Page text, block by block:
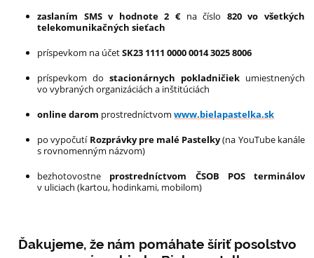
zaslaním SMS v hodnote 2 € na číslo 820 vo všetkých
telekomunikačných sieťach
príspevkom na účetSK23 1111 0000 0014 3025 8006
príspevkom do stacionárnych pokladničiekumiestnených
vo vybraných organizáciách a inštitúciách
online darom prostredníctvom www.bielapastelka.sk
po vypočutíRozprávky pre malé Pastelky(na YouTube kanále
s rovnomenným názvom)
bezhotovostne prostredníctvom ČSOB POS terminálov
v uliciach (kartou, hodinkami, mobilom)
Ďakujeme, že nám pomáhate šíriť posolstvo